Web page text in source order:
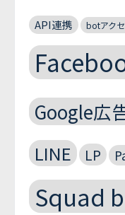
API連携 botアク
Google広
LINE LP
Squad